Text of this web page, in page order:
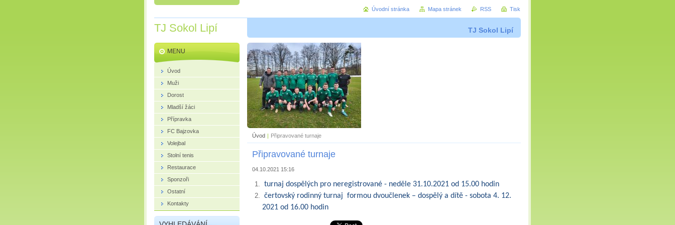
TJ Sokol Lipí TJ Sokol Lipí
Úvod | Připravované turnaje
Připravované turnaje
04.10.2021 15:16
turnaj dospělých pro neregistrované - neděle 31.10.2021 od 15.00 hodin
čertovský rodinný turnaj formou dvoučlenek – dospělý a dítě - sobota 4. 12.
2021 od 16.00 hodin
MENU
Úvod
Muži
Dorost
Mladší žáci
Přípravka
FC Bajzovka
Volejbal
Stolní tenis
Restaurace
Sponzoři
Ostatní
Kontakty
Úvodní stránka Mapa stránek RSS Tisk